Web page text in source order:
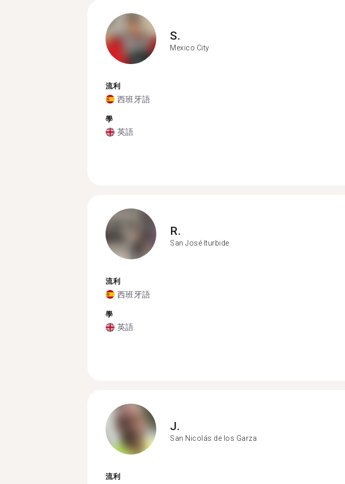
S.
Mexico City
流利
西班牙語
學
英語
R.
San José Iturbide
流利
西班牙語
學
英語
J.
San Nicolás de los Garza
流利